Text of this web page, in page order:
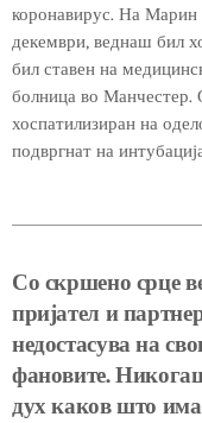
коронавирус. На Марин
декември, веднаш бил
бил ставен на
болница во
хоспатилизиран на
подвргнат на
Со скршено срце
пријател и
недостасува на
фановите.
дух каков што